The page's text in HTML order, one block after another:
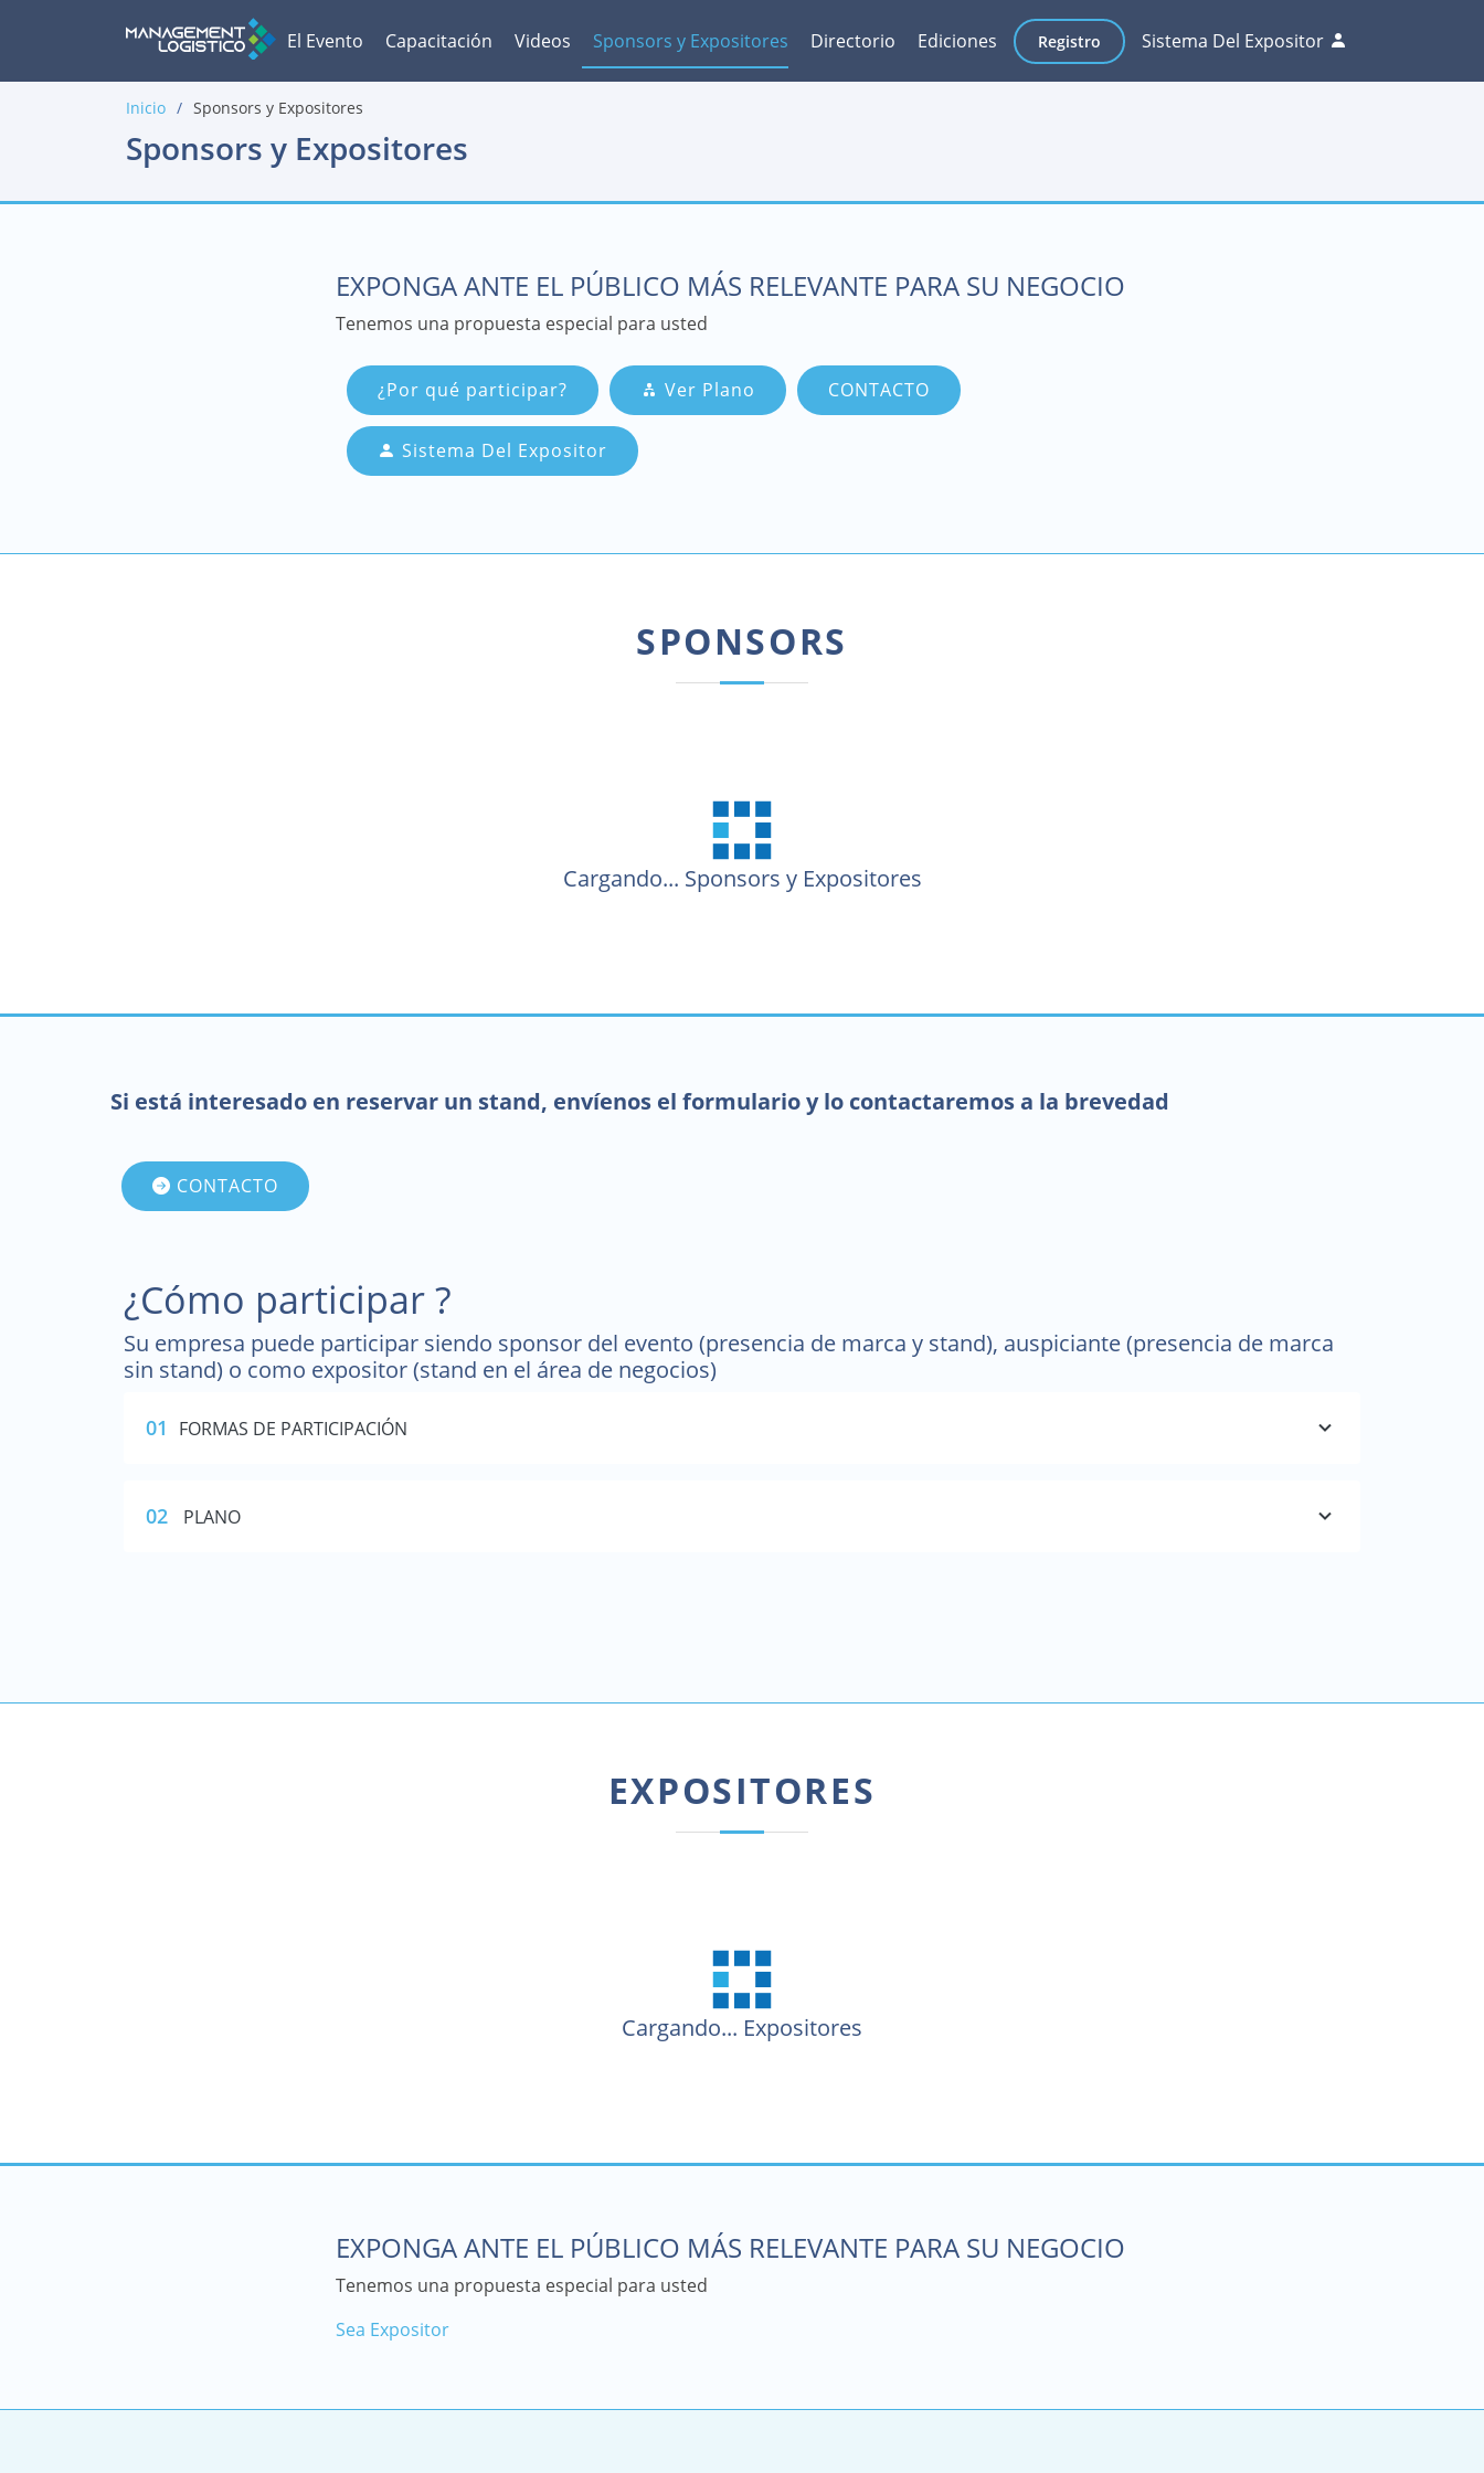
El Evento Capacitación Videos Sponsors y Expositores Directorio Ediciones Registro Sistema Del Expositor
Inicio Sponsors y Expositores
Sponsors y Expositores
EXPONGA ANTE EL PÚBLICO MÁS RELEVANTE PARA SU NEGOCIO
Tenemos una propuesta especial para usted
¿Por qué participar? Ver Plano CONTACTO
Sistema Del Expositor
SPONSORS
Cargando... Sponsors y Expositores
¿Cómo participar ?
Su empresa puede participar siendo sponsor del evento (presencia de marca y stand), auspiciante (presencia de marca
sin stand) o como expositor (stand en el área de negocios)
01 FORMAS DE PARTICIPACIÓN
02 PLANO
Si está interesado en reservar un stand, envíenos el formulario y lo contactaremos a la brevedad
CONTACTO
EXPOSITORES
Cargando... Expositores
EXPONGA ANTE EL PÚBLICO MÁS RELEVANTE PARA SU NEGOCIO
Tenemos una propuesta especial para usted
Sea Expositor